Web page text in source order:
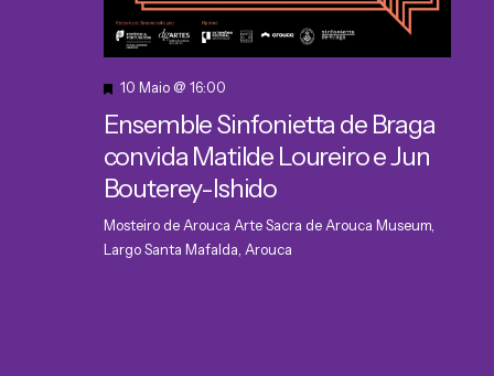
Destaque
10 Maio @ 16:00
Ensemble Sinfonietta de Braga
convida Matilde Loureiro e Jun
Bouterey-Ishido
Mosteiro de Arouca Arte Sacra de Arouca Museum,
Largo Santa Mafalda, Arouca